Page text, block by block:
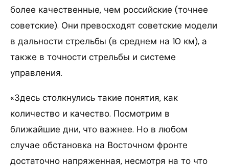
более качественные, чем российские (точнее
советские). Они превосходят советские модели
в дальности стрельбы (в среднем на 10 км), а
также в точности стрельбы и системе
управления.
«Здесь столкнулись такие понятия, как
количество и качество. Посмотрим в
ближайшие дни, что важнее. Но в любом
случае обстановка на Восточном фронте
достаточно напряженная, несмотря на то что